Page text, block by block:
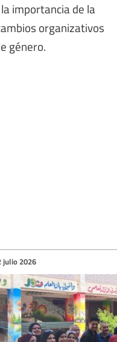
importancia de la
organizativos
género.
julio 2026